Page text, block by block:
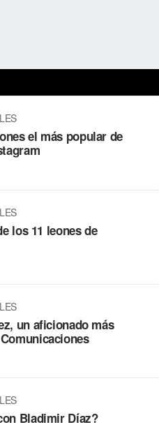
el más popular de
los 11 leones de
un aficionado más
Bladimir Díaz?